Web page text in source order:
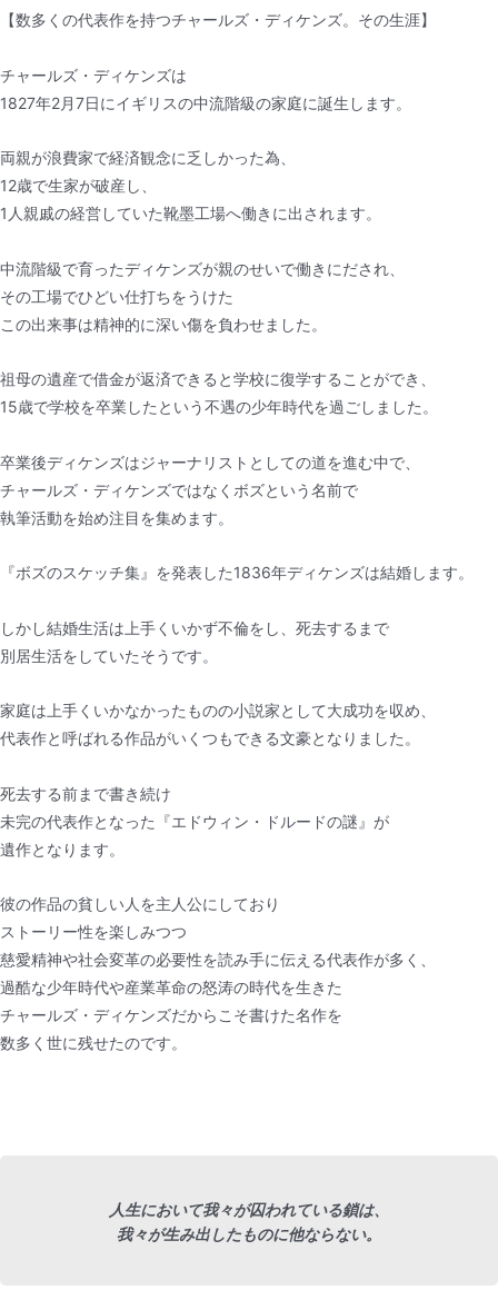
【数多くの代表作を持つチャールズ・ディケンズ。その生涯】
チャールズ・ディケンズは
1827年2月7日にイギリスの中流階級の家庭に誕生します。
両親が浪費家で経済観念に乏しかった為、
12歳で生家が破産し、
1人親戚の経営していた靴墨工場へ働きに出されます。
中流階級で育ったディケンズが親のせいで働きにだされ、
その工場でひどい仕打ちをうけた
この出来事は精神的に深い傷を負わせました。
祖母の遺産で借金が返済できると学校に復学することができ、
15歳で学校を卒業したという不遇の少年時代を過ごしました。
卒業後ディケンズはジャーナリストとしての道を進む中で、
チャールズ・ディケンズではなくボズという名前で
執筆活動を始め注目を集めます。
『ボズのスケッチ集』を発表した1836年ディケンズは結婚します。
しかし結婚生活は上手くいかず不倫をし、死去するまで
別居生活をしていたそうです。
家庭は上手くいかなかったものの小説家として大成功を収め、
代表作と呼ばれる作品がいくつもできる文豪となりました。
死去する前まで書き続け
未完の代表作となった『エドウィン・ドルードの謎』が
遺作となります。
彼の作品の貧しい人を主人公にしており
ストーリー性を楽しみつつ
慈愛精神や社会変革の必要性を読み手に伝える代表作が多く、
過酷な少年時代や産業革命の怒涛の時代を生きた
チャールズ・ディケンズだからこそ書けた名作を
数多く世に残せたのです。
人生において我々が囚われている鎖は、
我々が生み出したものに他ならない。